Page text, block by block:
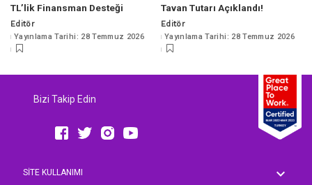
TL’lik Finansman Desteği
Posted
by
Editör
Yayınlama Tarihi: 28 Temmuz 2026
Tavan Tutarı Açıklandı!
Posted
by
Editör
Yayınlama Tarihi: 28 Temmuz 2026
Bizi Takip Edin
SİTE KULLANIMI